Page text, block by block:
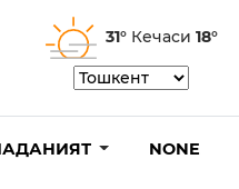
31° Кечаси 18°
NONE